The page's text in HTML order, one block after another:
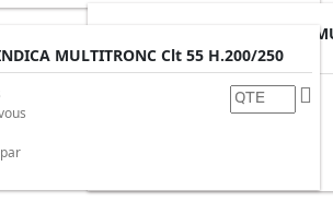
KOELREUTERIA PANICULATA
H.200/250
quantités, vous devez vous
MULTITRONC Clt 55 H.200/250